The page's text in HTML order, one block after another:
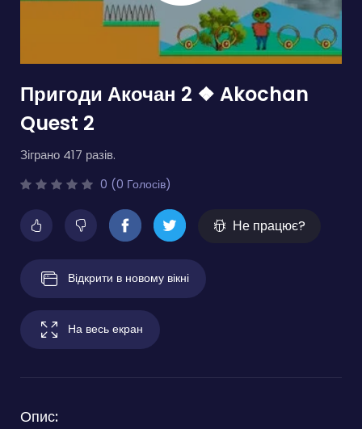
Пригоди Акочан 2 ❖ Akochan
Quest 2
Зіграно 417 разів.
0 (0 Голосів)
Не працює?
Відкрити в новому вікні
На весь екран
Опис: